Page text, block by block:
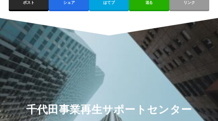
ポスト シェア はてブ 送る リンク
千代田事業再生サポートセンター